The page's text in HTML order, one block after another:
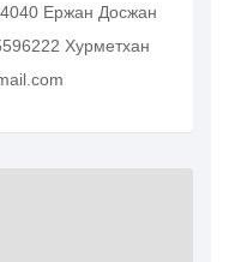
Ержан Досжан
Хурметхан